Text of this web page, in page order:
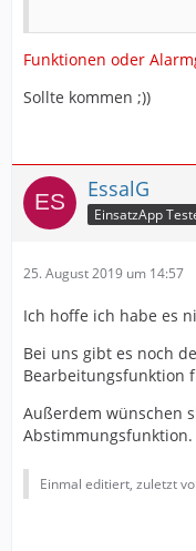
Funktionen oder
Sollte kommen ;))
EssalG
EinsatzApp
25. August 2019 um 14:57
Ich hoffe ich habe es
Bei uns gibt es noch
Bearbeitungsfunktion
Außerdem wünschen
Abstimmungsfunktion.
Einmal editiert, zuletzt